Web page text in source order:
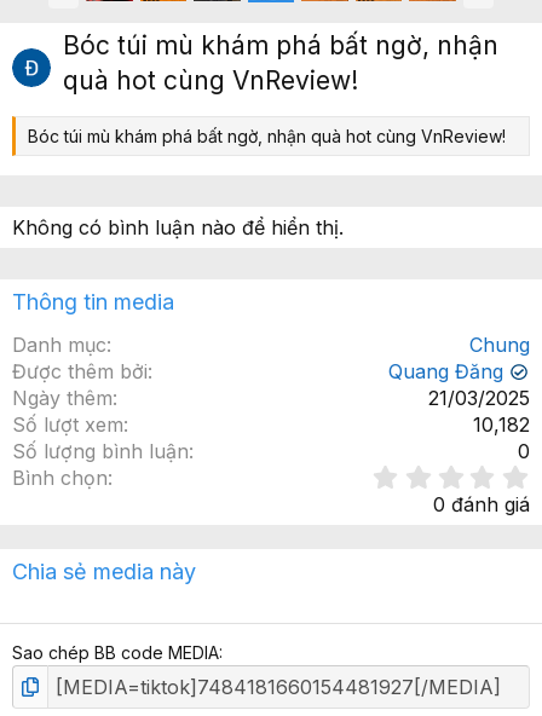
ớ
c
p
Bóc túi mù khám phá bất ngờ, nhận
quà hot cùng VnReview!
Bóc túi mù khám phá bất ngờ, nhận quà hot cùng VnReview!
Không có bình luận nào để hiển thị.
Thông tin media
Danh mục
Chung
Được thêm bởi
Quang Đăng ✔
Ngày thêm
21/03/2025
Số lượt xem
10,182
Số lượng bình luận
0
Bình chọn
.
0
g
0 đánh giá
Chia sẻ media này
Sao chép BB code MEDIA